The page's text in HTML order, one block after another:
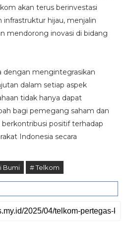
akan terus berinvestasi
hijau, menjalin
mendorong inovasi di bidang
dengan mengintegrasikan
dalam setiap aspek
tidak hanya dapat
bagi pemegang saham dan
positif terhadap
Indonesia secara
Bumi # Telkom